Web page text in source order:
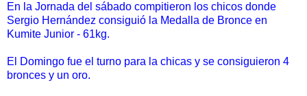
En la Jornada del sábado compitieron los chicos donde
Sergio Hernández consiguió la Medalla de Bronce en
Kumite Junior - 61kg.
El Domingo fue el turno para la chicas y se consiguieron 4
bronces y un oro.